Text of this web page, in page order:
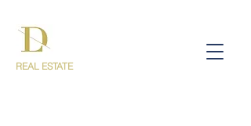
REAL ESTATE